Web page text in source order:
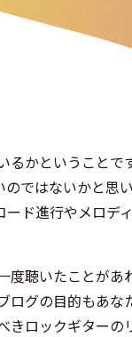
るかということで
ではないかと思
ド進行やメロデ
度聴いたことがあ
ログの目的もあな
きロックギターの